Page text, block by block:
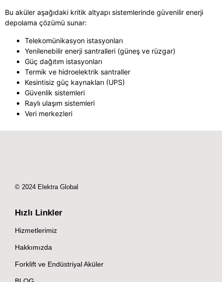
Bu aküler aşağıdaki kritik altyapı sistemlerinde güvenilir enerji
depolama çözümü sunar:
Telekomünikasyon istasyonları
Yenilenebilir enerji santralleri (güneş ve rüzgar)
Güç dağıtım istasyonları
Termik ve hidroelektrik santraller
Kesintisiz güç kaynakları (UPS)
Güvenlik sistemleri
Raylı ulaşım sistemleri
Veri merkezleri
© 2024 Elektra Global
Hızlı Linkler
Hizmetlerimiz
Hakkımızda
Forklift ve Endüstriyal Aküler